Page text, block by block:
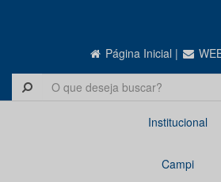
Página Inicial |
Institucional
Campi